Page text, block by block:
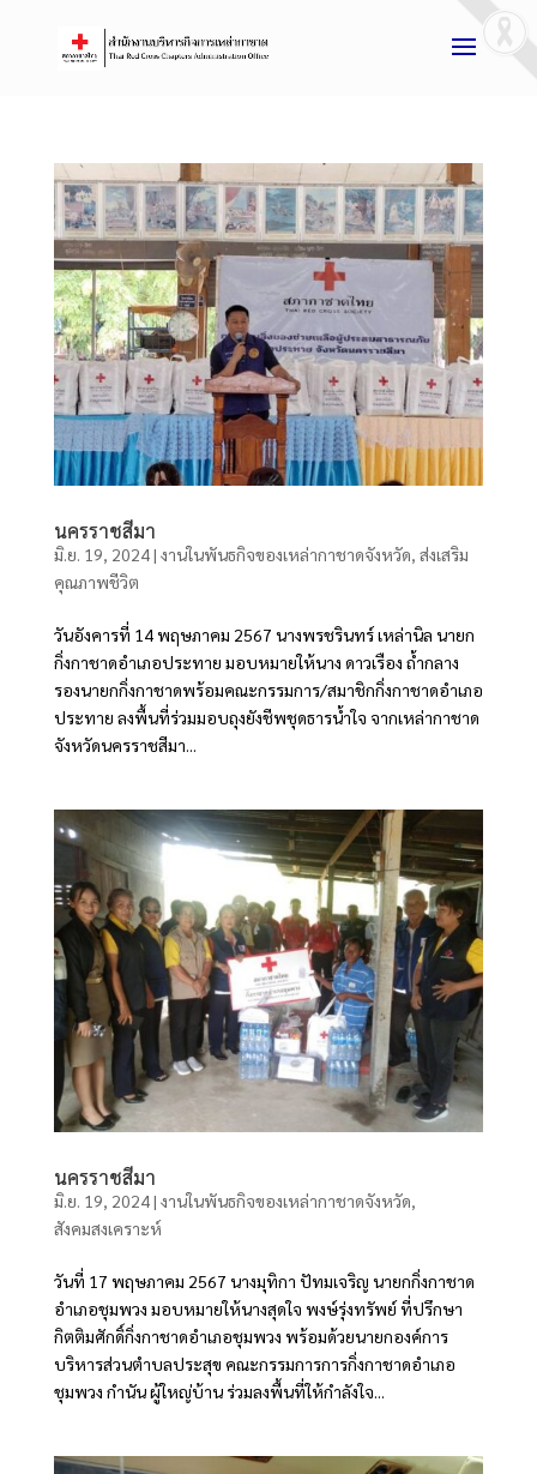
นครราชสีมา
มิ.ย. 19, 2024| งานในพันธกิจของเหล่ากาชาดจังหวัด, ส่งเสริม
คุณภาพชีวิต
วันอังคารที่ 14 พฤษภาคม 2567 นางพรชรินทร์ เหล่านิล นายก
กิ่งกาชาดอำเภอประทาย มอบหมายให้นาง ดาวเรือง ถ้ำกลาง
รองนายกกิ่งกาชาดพร้อมคณะกรรมการ/สมาชิกกิ่งกาชาดอำเภอ
ประทาย ลงพื้นที่ร่วมมอบถุงยังชีพชุดธารน้ำใจ จากเหล่ากาชาด
จังหวัดนครราชสีมา...
นครราชสีมา
มิ.ย. 19, 2024| งานในพันธกิจของเหล่ากาชาดจังหวัด
สังคมสงเคราะห์
วันที่ 17 พฤษภาคม 2567 นางมุทิกา ปัทมเจริญ นายกกิ่งกาชาด
อำเภอชุมพวง มอบหมายให้นางสุดใจ พงษ์รุ่งทรัพย์ ที่ปรึกษา
กิตติมศักดิ์กิ่งกาชาดอำเภอชุมพวง พร้อมด้วยนายกองค์การ
บริหารส่วนตำบลประสุข คณะกรรมการการกิ่งกาชาดอำเภอ
ชุมพวง กำนัน ผู้ใหญ่บ้าน ร่วมลงพื้นที่ให้กำลังใจ...